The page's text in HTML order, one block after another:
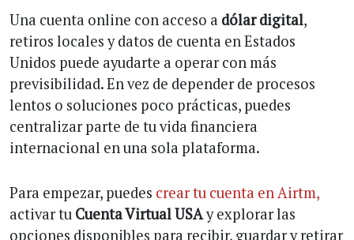
Una cuenta online con acceso a dólar digital,
retiros locales y datos de cuenta en Estados
Unidos puede ayudarte a operar con más
previsibilidad. En vez de depender de procesos
lentos o soluciones poco prácticas, puedes
centralizar parte de tu vida financiera
internacional en una sola plataforma.
Para empezar, puedes crear tu cuenta en Airtm,
activar tu Cuenta Virtual USAy explorar las
opciones disponibles para recibir, guardar y retirar